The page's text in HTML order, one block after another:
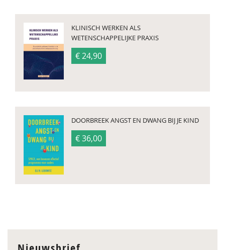
KLINISCH WERKEN ALS
WETENSCHAPPELIJKE PRAXIS
€ 24,90
DOORBREEK ANGST EN DWANG BIJ JE KIND
€ 36,00